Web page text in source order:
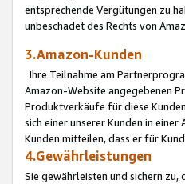
entsprechende Vergütungen zu
unbeschadet des Rechts von
3.Amazon-Kunden
Ihre Teilnahme am
Amazon-Website angegebenen
Produktverkäufe für diese
sich einer unserer Kunden in
Kunden mitteilen, dass er für
4.Gewährleistungen
Sie gewährleisten und sichern